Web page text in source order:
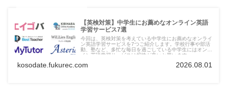
【英検対策】中学生にお薦めなオンライン英語
学習サービス7選
今回は、英検対策を考えている中学生にお薦めなオンライ
ン英語学習サービスを7つご紹介します。学校行事や部活
動、塾など、多忙な毎日を過ごしている中学生にはオンラ
イン英語学習サービスは相性が良いと思います。
kosodate.fukurec.com 2026.08.01